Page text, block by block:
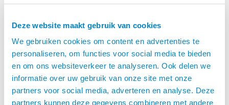
Deze website maakt gebruik van cookies
We gebruiken cookies om content en advertenties te
personaliseren, om functies voor social media te bieden
en om ons websiteverkeer te analyseren. Ook delen we
informatie over uw gebruik van onze site met onze
partners voor social media, adverteren en analyse. Deze
partners kunnen deze gegevens combineren met andere
Buiten het bereik van kinderen houden.
PruZenn: De essentiële aanvulling op de
gezondheid van de paardenhuid
Deze emulsie is een wetenschappelijk
onderbouwde dermocosmetische oplossing voor
paarden. Dankzij de milde, goed verdraagbare